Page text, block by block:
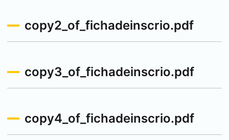
copy2_of_fichadeinscrio.pdf
copy3_of_fichadeinscrio.pdf
copy4_of_fichadeinscrio.pdf